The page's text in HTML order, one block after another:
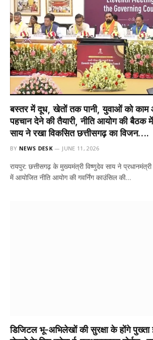
बस्तर में दूध, खेतों तक पानी, युवाओं को काम
पहचान देने की तैयारी, नीति आयोग की बैठक
साय ने रखा विकसित छत्तीसगढ़ का विजन….
BY NEWS DESK JUNE 11, 2026
रायपुर: छत्तीसगढ़ के मुख्यमंत्री विष्णुदेव साय ने प्रधानमंत्री
में आयोजित नीति आयोग की गवर्निंग काउंसिल की…
डिजिटल भू-अभिलेखों की सुरक्षा के होंगे